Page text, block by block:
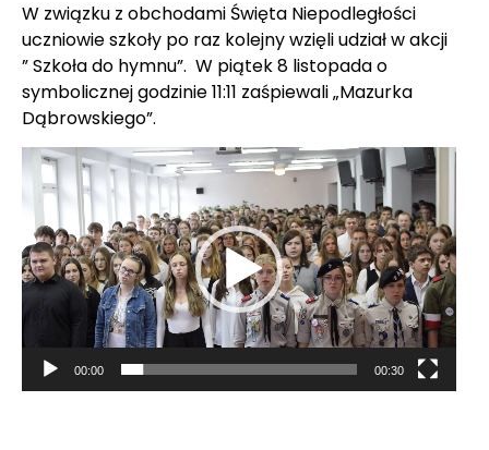
W związku z obchodami Święta Niepodległości
uczniowie szkoły po raz kolejny wzięli udział w akcji
” Szkoła do hymnu”. W piątek 8 listopada o
symbolicznej godzinie 11:11 zaśpiewali „Mazurka
Dąbrowskiego”.
Odtwarzacz
video
00:00 00:30